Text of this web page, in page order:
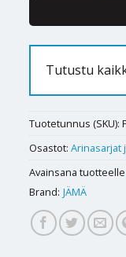
Tutustu
Tuotetunnus (SKU):
Osastot: Arinasarjat
Avainsana tuotteelle
Brand: JÄMÄ